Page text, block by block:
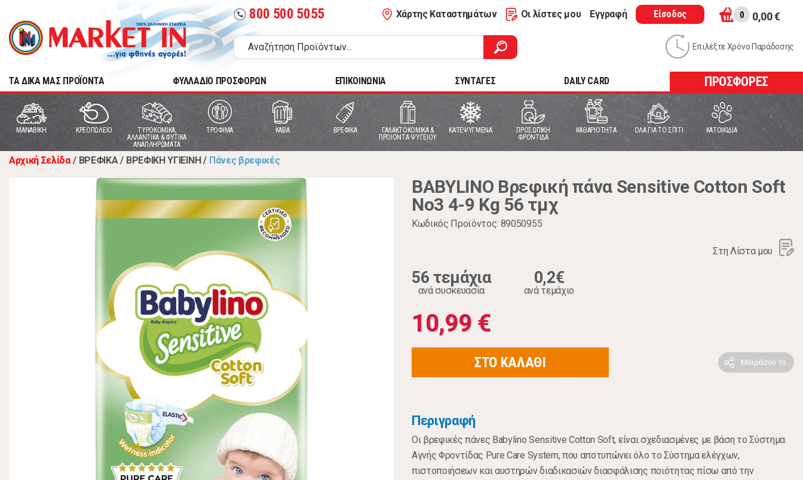
call 800 500 5055 Χάρτης Καταστημάτων Οι λίστες μου Εγγραφή Είσοδος 0 0,00 €
Επιλέξτε Χρόνο Παράδοσης
TA ΔΙΚΑ ΜΑΣ ΠΡΟΪΟΝΤΑ ΦΥΛΛΑΔΙΟ ΠΡΟΣΦΟΡΩΝ ΕΠΙΚΟΙΝΩΝΙΑ ΣΥΝΤΑΓΕΣ DAILY CARD ΠΡΟΣΦΟΡΕΣ
MANABIKH ΚΡΕΟΠΩΛΕΙΟ
ΤΥΡΟΚΟΜΙΚΑ,
ΑΛΛΑΝΤΙΚΑ & ΦΥΤΙΚΑ
ΑΝΑΠΛΗΡΩΜΑΤΑ
ΤΡΟΦΙΜΑ ΚΑΒΑ ΒΡΕΦΙΚΑ
ΓΑΛΑΚΤΟΚΟΜΙΚΑ &
ΠΡΟΙΟΝΤΑ ΨΥΓΕΙΟΥ
ΚΑΤΕΨΥΓΜΕΝΑ
ΠΡΟΣΩΠΙΚΗ
ΦΡΟΝΤΙΔΑ
ΚΑΘΑΡΙΟΤΗΤΑ ΟΛΑ ΓΙΑ ΤΟ ΣΠΙΤΙ ΚΑΤΟΙΚΙΔΙΑ
Αρχική Σελίδα / ΒΡΕΦΙΚΑ / ΒΡΕΦΙΚΗ ΥΓΙΕΙΝΗ / Πάνες βρεφικές
BABYLINO Βρεφική πάνα Sensitive Cotton Soft
No3 4-9 Kg 56 τμχ
Κωδικός Προϊόντος: 89050955
Στη Λίστα μου
56 τεμάχια
ανά συσκευασία
0,2€
ανά τεμάχιο
10,99 €
ΣΤΟ ΚΑΛΑΘΙ Μοιράσου το
Περιγραφή
Οι βρεφικές πάνες Babylino Sensitive Cotton Soft, είναι σχεδιασμένες με βάση το Σύστημα
Αγνής Φροντίδας Pure Care System, που αποτυπώνει όλο το Σύστημα ελέγχων,
πιστοποιήσεων και αυστηρών διαδικασιών διασφάλισης ποιότητας πίσω από την